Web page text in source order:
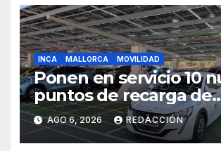
INCA MALLORCA MOVILIDAD
Ponen en servicio 10
puntos de recarga de
vehículos eléctricos
Hospital de Inca
AGO 6, 2026 REDACCIÓN